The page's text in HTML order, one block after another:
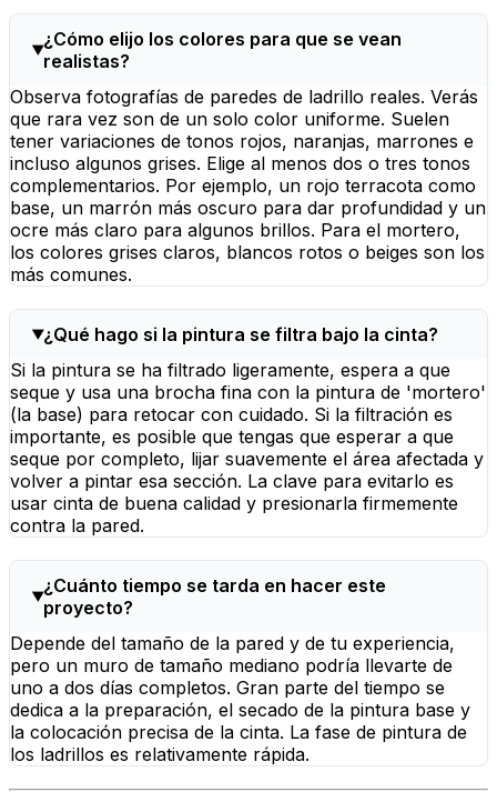
¿Cómo elijo los colores para que se vean
realistas?
Observa fotografías de paredes de ladrillo reales. Verás
que rara vez son de un solo color uniforme. Suelen
tener variaciones de tonos rojos, naranjas, marrones e
incluso algunos grises. Elige al menos dos o tres tonos
complementarios. Por ejemplo, un rojo terracota como
base, un marrón más oscuro para dar profundidad y un
ocre más claro para algunos brillos. Para el mortero,
los colores grises claros, blancos rotos o beiges son los
más comunes.
¿Qué hago si la pintura se filtra bajo la cinta?
Si la pintura se ha filtrado ligeramente, espera a que
seque y usa una brocha fina con la pintura de 'mortero'
(la base) para retocar con cuidado. Si la filtración es
importante, es posible que tengas que esperar a que
seque por completo, lijar suavemente el área afectada y
volver a pintar esa sección. La clave para evitarlo es
usar cinta de buena calidad y presionarla firmemente
contra la pared.
¿Cuánto tiempo se tarda en hacer este
proyecto?
Depende del tamaño de la pared y de tu experiencia,
pero un muro de tamaño mediano podría llevarte de
uno a dos días completos. Gran parte del tiempo se
dedica a la preparación, el secado de la pintura base y
la colocación precisa de la cinta. La fase de pintura de
los ladrillos es relativamente rápida.